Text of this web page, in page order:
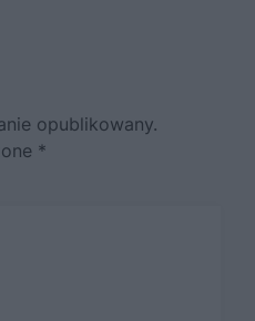
opublikowany.
*